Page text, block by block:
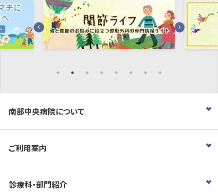
南部中央病院について
ご利用案内
診療科・部門紹介